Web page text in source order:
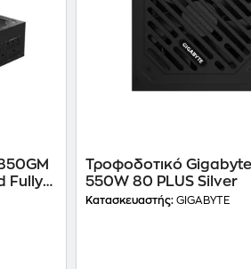
Fully
Τροφοδοτικό
550W 80 PLUS Silver
Κατασκευαστής: GIGABYTE